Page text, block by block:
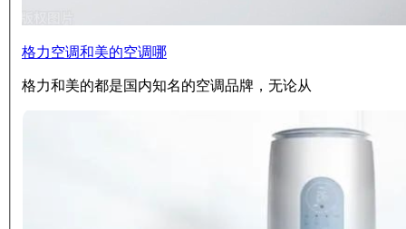
格力空调和美的空调哪
格力和美的都是国内知名的空调品牌，无论从